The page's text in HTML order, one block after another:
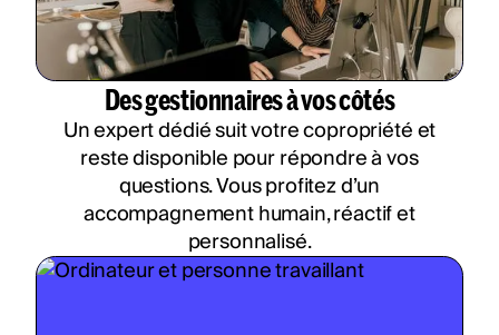
Des gestionnaires à vos côtés
Un expert dédié suit votre copropriété et
reste disponible pour répondre à vos
questions. Vous profitez d’un
accompagnement humain, réactif et
personnalisé.